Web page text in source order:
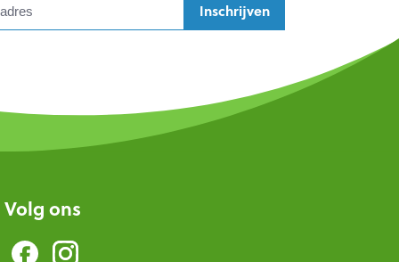
Inschrijven
Volg ons